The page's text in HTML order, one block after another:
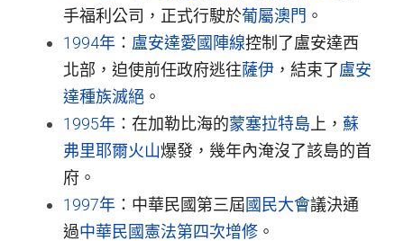
手福利公司，正式行駛於葡屬澳門 。
1994年 ： 盧安達愛國陣線控制了盧安達西
北部，迫使前任政府逃往薩伊 ，結束了盧安
達種族滅絕 。
1995年 ：在加勒比海的蒙塞拉特島 上， 蘇
弗里耶爾火山爆發，幾年內淹沒了該島的首
府。
1997年 ：中華民國第三屆國民大會議決通
過中華民國憲法第四次增修 。